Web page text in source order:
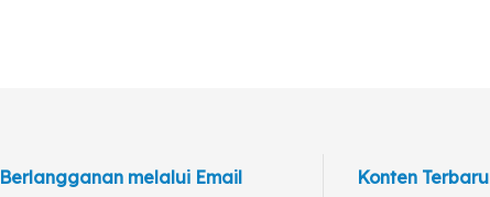
Berlangganan melalui Email Konten Terbaru